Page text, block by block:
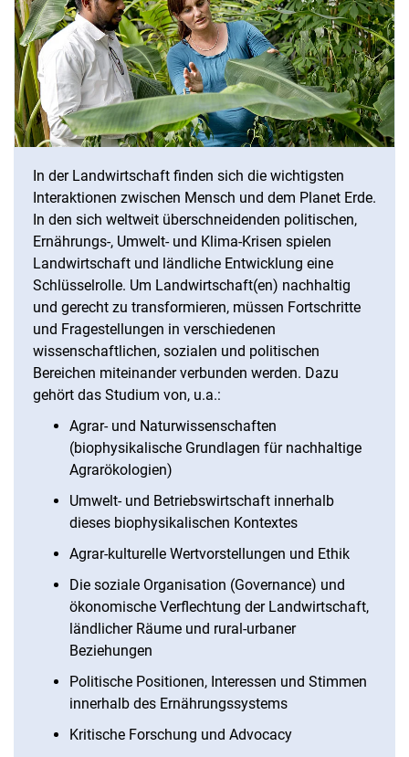
In der Landwirtschaft finden sich die wichtigsten
Interaktionen zwischen Mensch und dem Planet Erde.
In den sich weltweit überschneidenden politischen,
Ernährungs-, Umwelt- und Klima-Krisen spielen
Landwirtschaft und ländliche Entwicklung eine
Schlüsselrolle. Um Landwirtschaft(en) nachhaltig
und gerecht zu transformieren, müssen Fortschritte
und Fragestellungen in verschiedenen
wissenschaftlichen, sozialen und politischen
Bereichen miteinander verbunden werden. Dazu
gehört das Studium von, u.a.:
Agrar- und Naturwissenschaften
(biophysikalische Grundlagen für nachhaltige
Agrarökologien)
Umwelt- und Betriebswirtschaft innerhalb
dieses biophysikalischen Kontextes
Agrar-kulturelle Wertvorstellungen und Ethik
Die soziale Organisation (Governance) und
ökonomische Verflechtung der Landwirtschaft,
ländlicher Räume und rural-urbaner
Beziehungen
Politische Positionen, Interessen und Stimmen
innerhalb des Ernährungssystems
Kritische Forschung und Advocacy